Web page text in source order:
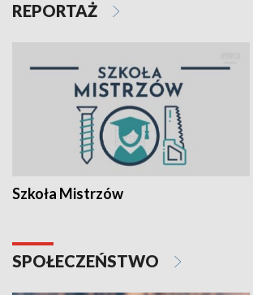
REPORTAŻ
Szkoła Mistrzów
SPOŁECZEŃSTWO